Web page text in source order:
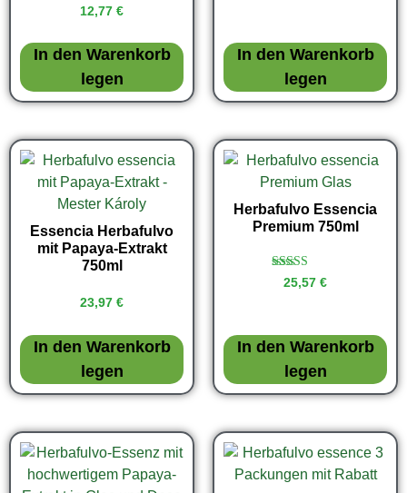
Bewertet
mit
von 5
12,77 €
In den Warenkorb
legen
In den Warenkorb
legen
Essencia Herbafulvo
mit Papaya-Extrakt
750ml
23,97 €
In den Warenkorb
legen
Herbafulvo Essencia
Premium 750ml
Bewertet mit
4.94
25,57 €
In den Warenkorb
legen